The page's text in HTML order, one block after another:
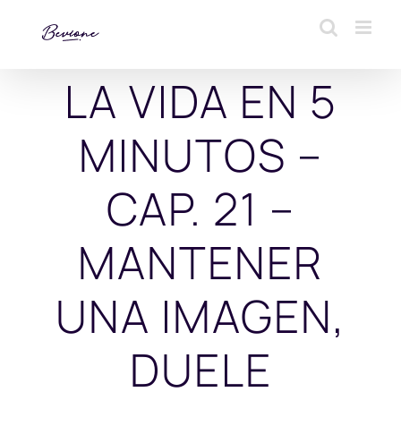
LA VIDA EN 5
MINUTOS –
CAP. 21 –
MANTENER
UNA IMAGEN,
DUELE